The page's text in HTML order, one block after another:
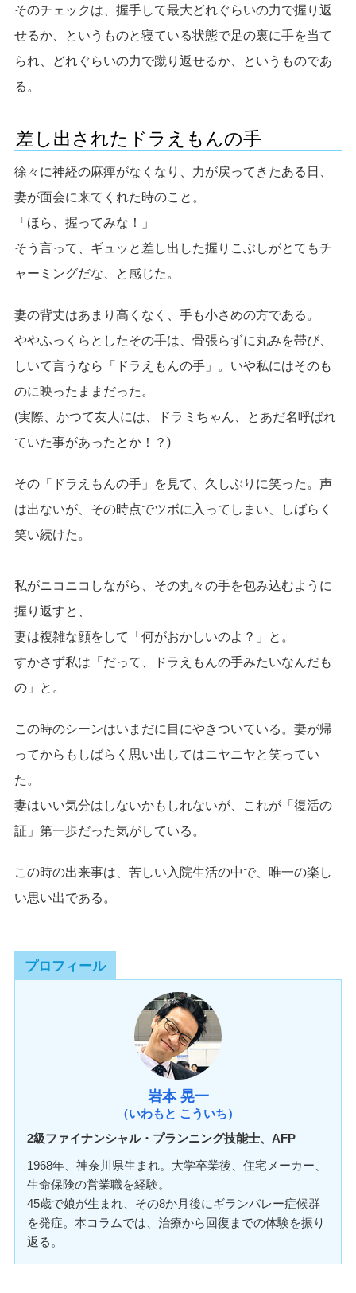
そのチェックは、握手して最大どれぐらいの力で握り返
せるか、というものと寝ている状態で足の裏に手を当て
られ、どれぐらいの力で蹴り返せるか、というものであ
る。
差し出されたドラえもんの手
徐々に神経の麻痺がなくなり、力が戻ってきたある日、
妻が面会に来てくれた時のこと。
「ほら、握ってみな！」
そう言って、ギュッと差し出した握りこぶしがとてもチ
ャーミングだな、と感じた。
妻の背丈はあまり高くなく、手も小さめの方である。
ややふっくらとしたその手は、骨張らずに丸みを帯び、
しいて言うなら「ドラえもんの手」。いや私にはそのも
のに映ったままだった。
(実際、かつて友人には、ドラミちゃん、とあだ名呼ばれ
ていた事があったとか！？)
その「ドラえもんの手」を見て、久しぶりに笑った。声
は出ないが、その時点でツボに入ってしまい、しばらく
笑い続けた。
私がニコニコしながら、その丸々の手を包み込むように
握り返すと、
妻は複雑な顔をして「何がおかしいのよ？」と。
すかさず私は「だって、ドラえもんの手みたいなんだも
の」と。
この時のシーンはいまだに目にやきついている。妻が帰
ってからもしばらく思い出してはニヤニヤと笑ってい
た。
妻はいい気分はしないかもしれないが、これが「復活の
証」第一歩だった気がしている。
この時の出来事は、苦しい入院生活の中で、唯一の楽し
い思い出である。
プロフィール
岩本 晃一
（いわもと こういち）
2級ファイナンシャル・プランニング技能士、AFP
1968年、神奈川県生まれ。大学卒業後、住宅メーカー、
生命保険の営業職を経験。
45歳で娘が生まれ、その8か月後にギランバレー症候群
を発症。本コラムでは、治療から回復までの体験を振り
返る。